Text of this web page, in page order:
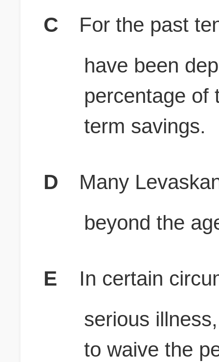
C
For the past
have been
percentage of
term savings.
D
Many
beyond the
E
In certain
serious
to waive the